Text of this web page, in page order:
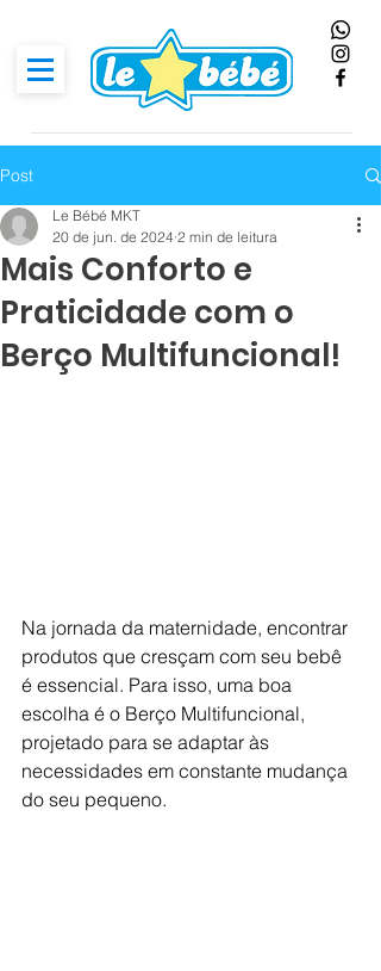
Post
Mais Conforto e
Praticidade com o
Berço Multifuncional!
Le Bébé MKT
20 de jun. de 2024 2 min de leitura
Na jornada da maternidade, encontrar
produtos que cresçam com seu bebê
é essencial. Para isso, uma boa
escolha é o Berço Multifuncional,
projetado para se adaptar às
necessidades em constante mudança
do seu pequeno.